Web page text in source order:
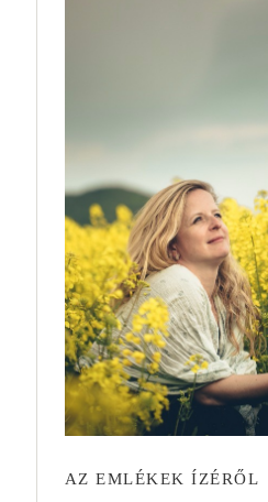
AZ EMLÉKEK ÍZÉRŐL